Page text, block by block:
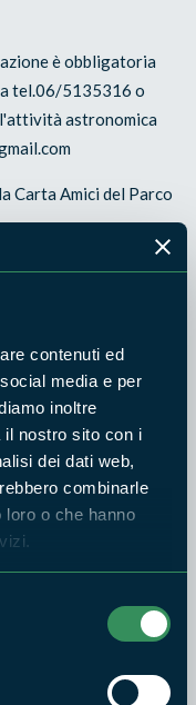
contenuti ed
media e per
inoltre
il nostro sito con i
dei dati web,
combinarle
o che hanno
è obbligatoria
tel.06/5135316 o
astronomica
Carta Amici del Parco
il bosco di
e della volta celeste
della Tolfa e racconti
Volo Rapaci "I